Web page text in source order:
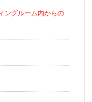
ングルーム内からの